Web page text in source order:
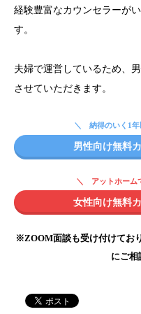
経験豊富なカウンセラーがい
す。
夫婦で運営しているため、
させていただきます。
納得のいく1
男性向け無料
アットホーム
女性向け無料
※ZOOM面談も受け付けてお
にご相